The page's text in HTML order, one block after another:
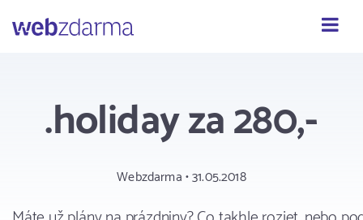
.holiday za 280,-
Webzdarma • 31.05.2018